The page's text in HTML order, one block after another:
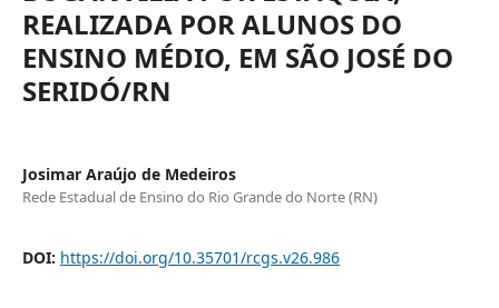
REALIZADA POR ALUNOS DO
ENSINO MÉDIO, EM SÃO JOSÉ DO
SERIDÓ/RN
Josimar Araújo de Medeiros
Rede Estadual de Ensino do Rio Grande do Norte (RN)
DOI: https://doi.org/10.35701/rcgs.v26.986